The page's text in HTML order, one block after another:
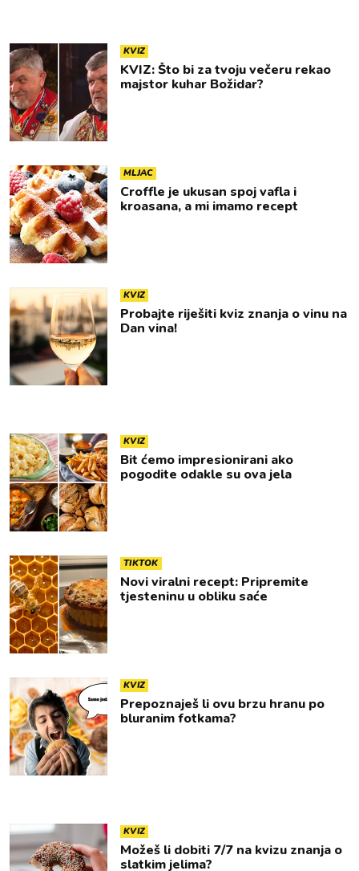
KVIZ
KVIZ: Što bi za tvoju večeru rekao
majstor kuhar Božidar?
MLJAC
Croffle je ukusan spoj vafla i
kroasana, a mi imamo recept
KVIZ
Probajte riješiti kviz znanja o vinu na
Dan vina!
KVIZ
Bit ćemo impresionirani ako
pogodite odakle su ova jela
TIKTOK
Novi viralni recept: Pripremite
tjesteninu u obliku saće
KVIZ
Prepoznaješ li ovu brzu hranu po
bluranim fotkama?
KVIZ
Možeš li dobiti 7/7 na kvizu znanja o
slatkim jelima?